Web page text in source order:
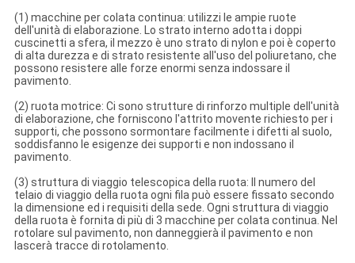
(1) macchine per colata continua: utilizzi le ampie ruote
dell'unità di elaborazione. Lo strato interno adotta i doppi
cuscinetti a sfera, il mezzo è uno strato di nylon e poi è coperto
di alta durezza e di strato resistente all'uso del poliuretano, che
possono resistere alle forze enormi senza indossare il
pavimento.
(2) ruota motrice: Ci sono strutture di rinforzo multiple dell'unità
di elaborazione, che forniscono l'attrito movente richiesto per i
supporti, che possono sormontare facilmente i difetti al suolo,
soddisfanno le esigenze dei supporti e non indossano il
pavimento.
(3) struttura di viaggio telescopica della ruota: Il numero del
telaio di viaggio della ruota ogni fila può essere fissato secondo
la dimensione ed i requisiti della sede. Ogni struttura di viaggio
della ruota è fornita di più di 3 macchine per colata continua. Nel
rotolare sul pavimento, non danneggierà il pavimento e non
lascerà tracce di rotolamento.